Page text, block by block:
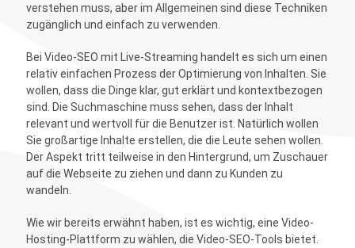
verstehen muss, aber im Allgemeinen sind diese Techniken
zugänglich und einfach zu verwenden.
Bei Video-SEO mit Live-Streaming handelt es sich um einen
relativ einfachen Prozess der Optimierung von Inhalten. Sie
wollen, dass die Dinge klar, gut erklärt und kontextbezogen
sind. Die Suchmaschine muss sehen, dass der Inhalt
relevant und wertvoll für die Benutzer ist. Natürlich wollen
Sie großartige Inhalte erstellen, die die Leute sehen wollen.
Der Aspekt tritt teilweise in den Hintergrund, um Zuschauer
auf die Webseite zu ziehen und dann zu Kunden zu
wandeln.
Wie wir bereits erwähnt haben, ist es wichtig, eine Video-
Hosting-Plattform zu wählen, die Video-SEO-Tools bietet.